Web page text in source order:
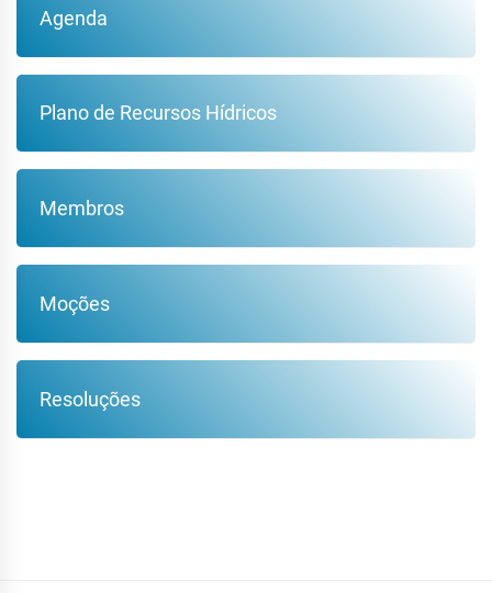
Agenda
Plano de Recursos Hídricos
Membros
Moções
Resoluções